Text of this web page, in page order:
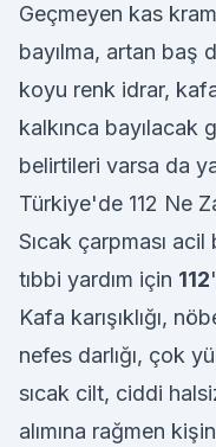
Geçmeyen kas
bayılma, artan baş
koyu renk idrar, kafa
kalkınca bayılacak
belirtileri varsa da
Türkiye'de 112 Ne
Sıcak çarpması
tıbbi yardım için 112
Kafa karışıklığı,
nefes darlığı, çok
sıcak cilt, ciddi
alımına rağmen